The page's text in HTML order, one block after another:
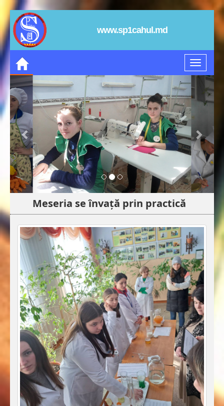
www.sp1cahul.md
Meseria se învață prin practică